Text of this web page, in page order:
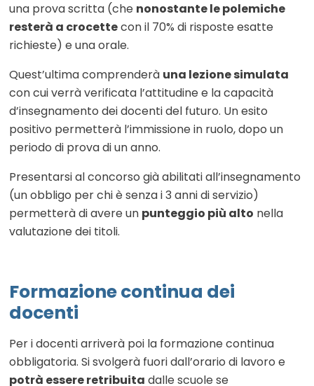
una prova scritta (che nonostante le polemiche
resterà a crocettecon il 70% di risposte esatte
richieste) e una orale.
Quest’ultima comprenderà una lezione simulata
con cui verrà verificata l’attitudine e la capacità
d’insegnamento dei docenti del futuro. Un esito
positivo permetterà l’immissione in ruolo, dopo un
periodo di prova di un anno.
Presentarsi al concorso già abilitati all’insegnamento
(un obbligo per chi è senza i 3 anni di servizio)
permetterà di avere un punteggio più alto nella
valutazione dei titoli.
Formazione continua dei
docenti
Per i docenti arriverà poi la formazione continua
obbligatoria. Si svolgerà fuori dall’orario di lavoro e
potrà essere retribuita dalle scuole se